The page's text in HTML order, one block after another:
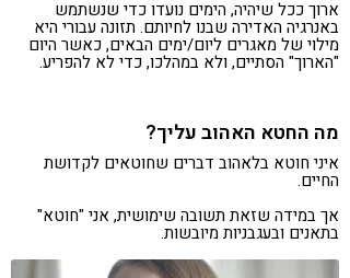
ארוך ככל שיהיה, הימים נועדו כדי שנשתמש
באנרגיה האדירה שבנו לחיותם. תזונה עבורי היא
מילוי של מאגרים ליום/ימים הבאים, כאשר היום
"הארוך" הסתיים, ולא במהלכו, כדי לא להפריע.
מה החטא האהוב עליך?
איני חוטא בלאהוב דברים שחוטאים לקדושת
החיים.
אך במידה שזאת תשובה שימושית, אני "חוטא"
בתאנים ובעגבניות מיובשות.